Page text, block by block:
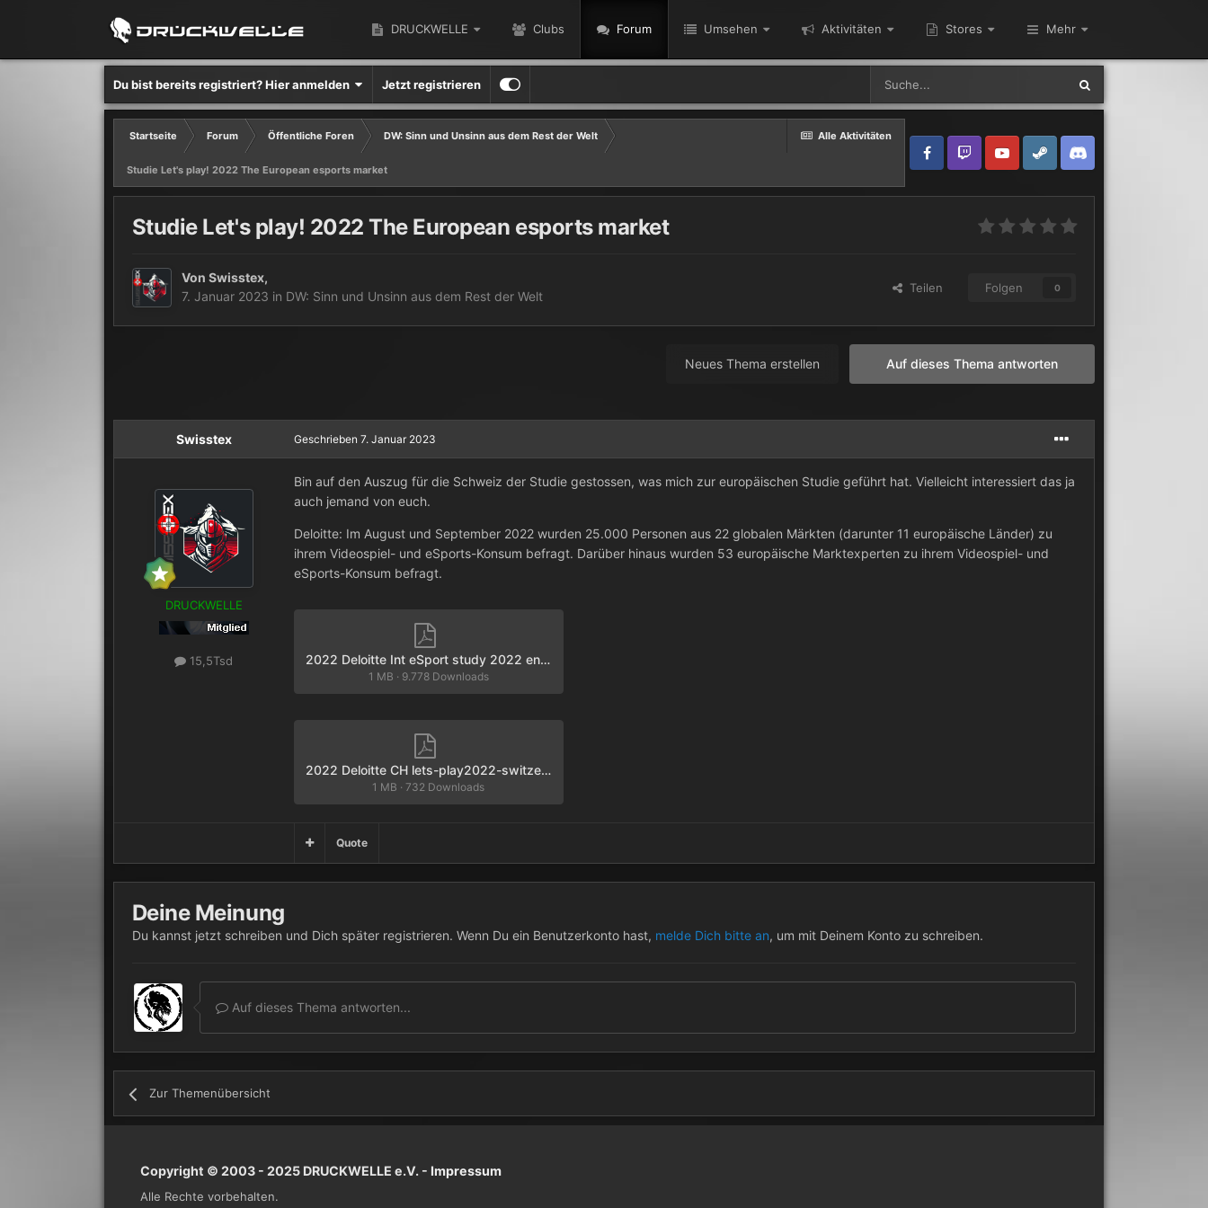
DRUCKWELLE Clubs Forum Umsehen Aktivitäten Stores Mehr
Du bist bereits registriert? Hier anmelden Jetzt registrieren
Alle Aktivitäten
Startseite Forum Öffentliche Foren DW: Sinn und Unsinn aus dem Rest der Welt
Studie Let's play! 2022 The European esports market
Studie Let's play! 2022 The European esports market
Von Swisstex,
7. Januar 2023 in DW: Sinn und Unsinn aus dem Rest der Welt
Teilen Folgen 0
Auf dieses Thema antworten
Neues Thema erstellen
Swisstex
DRUCKWELLE
15,5Tsd
Geschrieben 7. Januar 2023
Bin auf den Auszug für die Schweiz der Studie gestossen, was mich zur europäischen Studie geführt hat. Vielleicht interessiert das ja
auch jemand von euch.
Deloitte: Im August und September 2022 wurden 25.000 Personen aus 22 globalen Märkten (darunter 11 europäische Länder) zu
ihrem Videospiel- und eSports-Konsum befragt. Darüber hinaus wurden 53 europäische Marktexperten zu ihrem Videospiel- und
eSports-Konsum befragt.
2022 Deloitte Int eSport study 2022 en.pdf
1 MB · 9.778 Downloads
2022 Deloitte CH lets-play2022-switzerland-esports-market.pdf
1 MB · 732 Downloads
Quote
Deine Meinung
Du kannst jetzt schreiben und Dich später registrieren. Wenn Du ein Benutzerkonto hast, melde Dich bitte an, um mit Deinem Konto zu schreiben.
Auf dieses Thema antworten...
Zur Themenübersicht
Copyright © 2003 - 2025 DRUCKWELLE e.V. - Impressum
Alle Rechte vorbehalten.